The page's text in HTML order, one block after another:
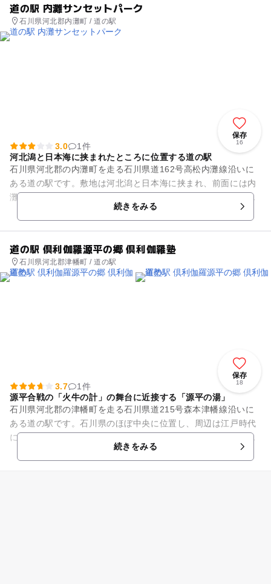
道の駅 内灘サンセットパーク
石川県河北郡内灘町 / 道の駅
保存
16
3.0
1件
河北潟と日本海に挟まれたところに位置する道の駅
石川県河北郡の内灘町を走る石川県道162号高松内灘線沿いに
ある道の駅です。敷地は河北潟と日本海に挟まれ、前面には内
灘大橋サンセットブリッジや河北潟、背後には日本海が眺めら
れ、彼方には立山、白山連...続きをみる
道の駅 倶利伽羅源平の郷 倶利伽羅塾
石川県河北郡津幡町 / 道の駅
保存
18
3.7
1件
源平合戦の「火牛の計」の舞台に近接する「源平の湯」
石川県河北郡の津幡町を走る石川県道215号森本津幡線沿いに
ある道の駅です。石川県のほぼ中央に位置し、周辺は江戸時代
には北国街道の宿場町として栄えました。また平安時代の源平
の合戦では「火牛の計」の...続きをみる